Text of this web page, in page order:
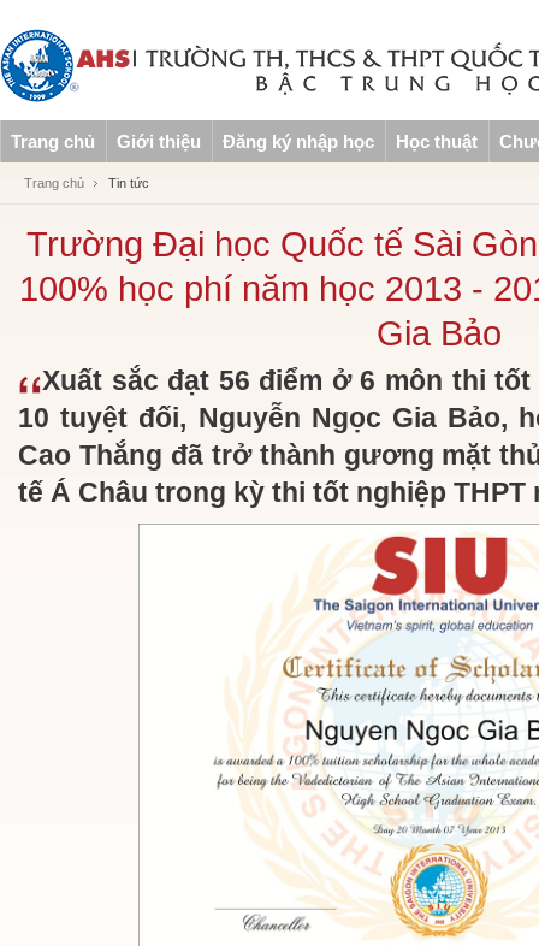
Trang chủ Giới thiệu Đăng ký nhập học Học thuật
Trang chủ Tin tức
Trường Đại học Quốc tế Sài
100% học phí năm học 2013 -
Gia Bảo
Xuất sắc đạt 56 điểm ở 6 môn thi
10 tuyệt đối, Nguyễn Ngọc Gia Bảo,
Cao Thắng đã trở thành gương mặt
tế Á Châu trong kỳ thi tốt nghiệp THPT